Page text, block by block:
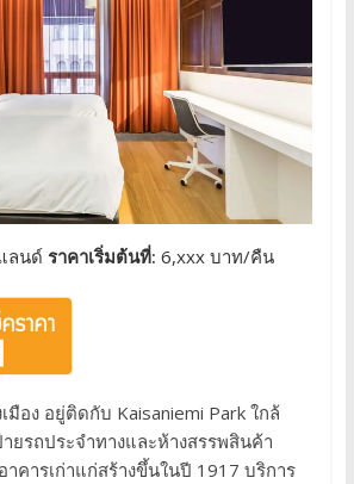
ลนด์ ราคาเริ่มต้นที่: 6,xxx บาท/คืน
มือง อยู่ติดกับ Kaisaniemi Park ใกล้
ยรถประจำทางและห้างสรรพสินค้า
าคารเก่าแก่สร้างขึ้นในปี 1917 บริการ